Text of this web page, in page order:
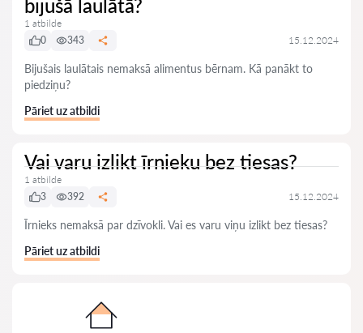
bijušā laulātā?
1 atbilde
0
343 15.12.2024
Bijušais laulātais nemaksā alimentus bērnam. Kā panākt to
piedziņu?
Pāriet uz atbildi
Vai varu izlikt īrnieku bez tiesas?
1 atbilde
3
392 15.12.2024
Īrnieks nemaksā par dzīvokli. Vai es varu viņu izlikt bez tiesas?
Pāriet uz atbildi